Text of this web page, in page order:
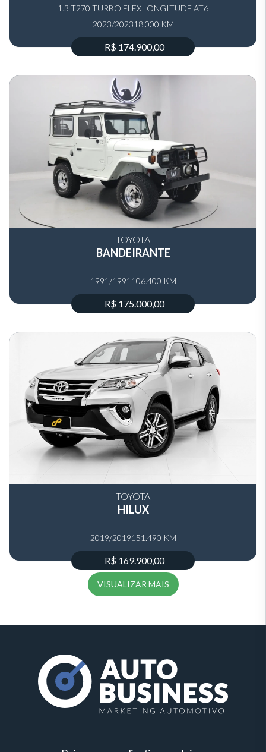
1.3 T270 TURBO FLEX LONGITUDE AT6
2023/202318.000 KM
R$ 174.900,00
TOYOTA
BANDEIRANTE
1991/1991 106.400 KM
R$ 175.000,00
TOYOTA
HILUX
2019/2019151.490 KM
R$ 169.900,00
VISUALIZAR MAIS